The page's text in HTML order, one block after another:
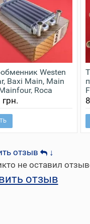
Westen
Baxi Main, Main
Roca
отзыв
↓
не оставил
отзыв